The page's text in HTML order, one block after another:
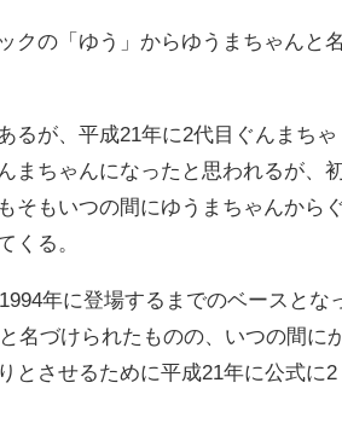
クの「ゆう」からゆうまちゃんと
るが、平成21年に2代目ぐんまちゃ
まちゃんになったと思われるが、
そもいつの間にゆうまちゃんから
くる。
年に登場するまでのベースとな
名づけられたものの、いつの間に
とさせるために平成21年に公式に2